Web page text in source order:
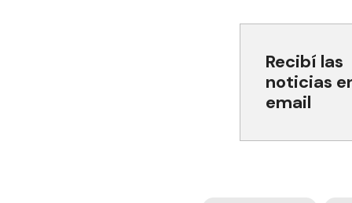
Recibí las
noticias
email